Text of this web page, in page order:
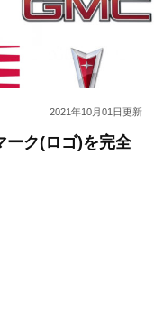
2021年10月01日更新
ーク(ロゴ)を完全